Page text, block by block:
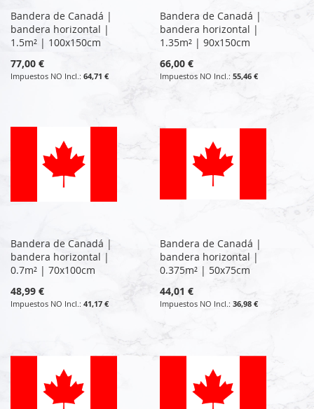
Bandera de Canadá |
bandera horizontal |
1.5m² | 100x150cm
77,00 €
64,71 €
Bandera de Canadá |
bandera horizontal |
1.35m² | 90x150cm
66,00 €
55,46 €
Bandera de Canadá |
bandera horizontal |
0.7m² | 70x100cm
48,99 €
41,17 €
Bandera de Canadá |
bandera horizontal |
0.375m² | 50x75cm
44,01 €
36,98 €